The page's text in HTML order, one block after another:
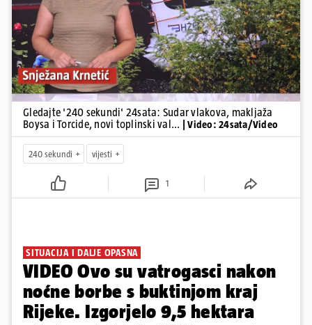
Pokretanje videa...
Gledajte '240 sekundi' 24sata: Sudar vlakova, makljaža
Boysa i Torcide, novi toplinski val...
| Video: 24sata/Video
240 sekundi vijesti
1
SITUACIJA I DALJE OPASNA
VIDEO Ovo su vatrogasci nakon
noćne borbe s buktinjom kraj
Rijeke. Izgorjelo 9,5 hektara